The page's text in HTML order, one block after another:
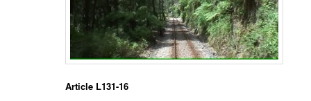
Article L131-16